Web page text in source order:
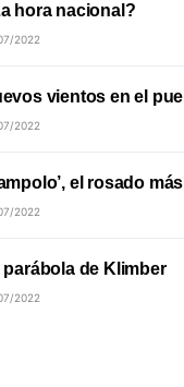
hora nacional?
2022
vientos en el
2022
el rosado
2022
parábola de Klimber
2022